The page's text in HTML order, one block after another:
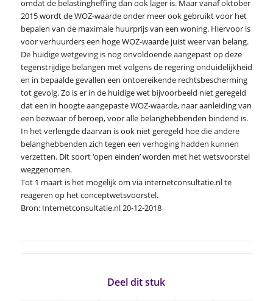
omdat de belastingheffing dan ook lager is. Maar vanaf oktober
2015 wordt de WOZ-waarde onder meer ook gebruikt voor het
bepalen van de maximale huurprijs van een woning. Hiervoor is
voor verhuurders een hoge WOZ-waarde juist weer van belang.
De huidige wetgeving is nog onvoldoende aangepast op deze
tegenstrijdige belangen met volgens de regering onduidelijkheid
en in bepaalde gevallen een ontoereikende rechtsbescherming
tot gevolg. Zo is er in de huidige wet bijvoorbeeld niet geregeld
dat een in hoogte aangepaste WOZ-waarde, naar aanleiding van
een bezwaar of beroep, voor alle belanghebbenden bindend is.
In het verlengde daarvan is ook niet geregeld hoe die andere
belanghebbenden zich tegen een verhoging hadden kunnen
verzetten. Dit soort ‘open einden’ worden met het wetsvoorstel
weggenomen.
Tot 1 maart is het mogelijk om via internetconsultatie.nl te
reageren op het conceptwetsvoorstel.
Bron: Internetconsultatie.nl 20-12-2018
Deel dit stuk